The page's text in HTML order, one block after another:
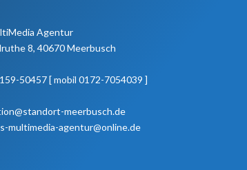
Agentur
8, 40670 Meerbusch
50457 [ mobil 0172-7054039 ]
meerbusch.de
multimedia-agentur@online.de